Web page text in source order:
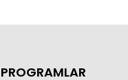
PROGRAMLAR